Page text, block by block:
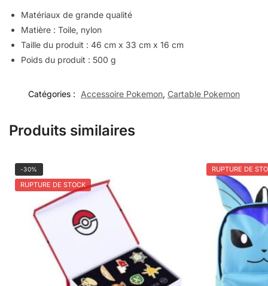
Matériaux de grande qualité
Matière : Toile, nylon
Taille du produit : 46 cm x 33 cm x 16 cm
Poids du produit : 500 g
Catégories : Accessoire Pokemon, Cartable Pokemon
Produits similaires
-30%
RUPTURE DE STOCK
RUPTURE DE